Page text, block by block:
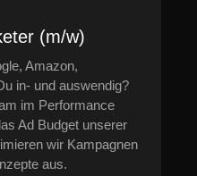
(m/w)
Amazon,
in- und auswendig?
im Performance
Ad Budget unserer
wir Kampagnen
aus.